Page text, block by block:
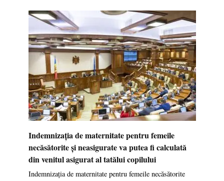
Indemnizația de maternitate pentru femeile
necăsătorite și neasigurate va putea fi calculată
din venitul asigurat al tatălui copilului
Indemnizația de maternitate pentru femeile necăsătorite